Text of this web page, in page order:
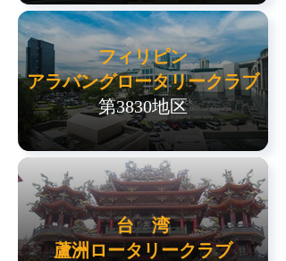
フィリピン
アラバングロータリークラブ
台 湾
蘆洲ロータリークラブ
第3830地区